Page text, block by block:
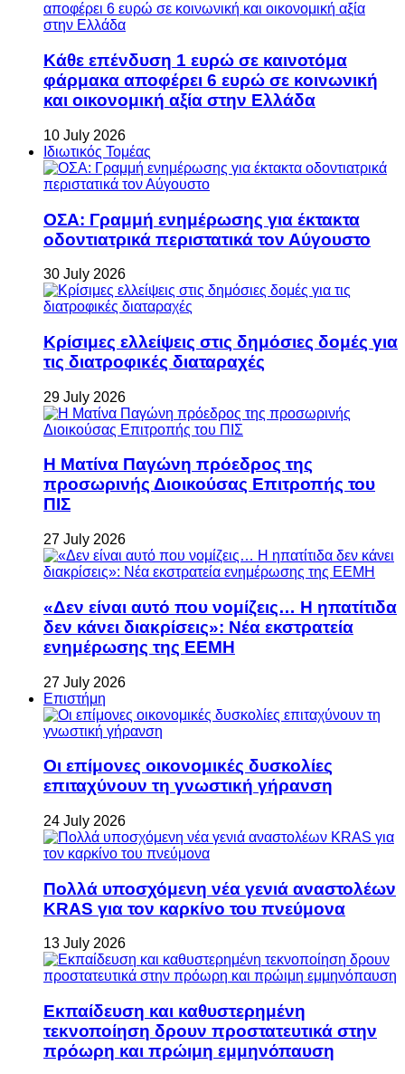
Κάθε επένδυση 1 ευρώ σε καινοτόμα
φάρμακα αποφέρει 6 ευρώ σε κοινωνική
και οικονομική αξία στην Ελλάδα
10 July 2026
Ιδιωτικός Τομέας
ΟΣΑ: Γραμμή ενημέρωσης για έκτακτα
οδοντιατρικά περιστατικά τον Αύγουστο
30 July 2026
Κρίσιμες ελλείψεις στις δημόσιες δομές για
τις διατροφικές διαταραχές
29 July 2026
Η Ματίνα Παγώνη πρόεδρος της
προσωρινής Διοικούσας Επιτροπής του
ΠΙΣ
27 July 2026
«Δεν είναι αυτό που νομίζεις… Η ηπατίτιδα
δεν κάνει διακρίσεις»: Νέα εκστρατεία
ενημέρωσης της ΕΕΜΗ
27 July 2026
Επιστήμη
Οι επίμονες οικονομικές δυσκολίες
επιταχύνουν τη γνωστική γήρανση
24 July 2026
Πολλά υποσχόμενη νέα γενιά αναστολέων
KRAS για τον καρκίνο του πνεύμονα
13 July 2026
Εκπαίδευση και καθυστερημένη
τεκνοποίηση δρουν προστατευτικά στην
πρόωρη και πρώιμη εμμηνόπαυση